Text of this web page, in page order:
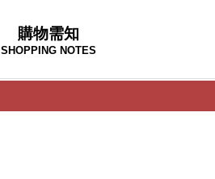
購物需知
SHOPPING NOTES